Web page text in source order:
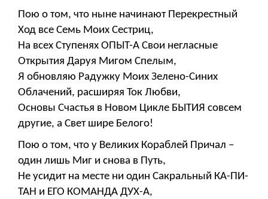
Пою о том, что ныне начинают Перекрестный
Ход все Семь Моих Сестриц,
На всех Ступенях ОПЫТ-А Свои негласные
Открытия Даруя Мигом Спелым,
Я обновляю Радужку Моих Зелено-Синих
Облачений, расширяя Ток Любви,
Основы Счастья в Новом Цикле БЫТИЯ совсем
другие, а Свет шире Белого!
Пою о том, что у Великих Кораблей Причал –
один лишь Миг и снова в Путь,
Не усидит на месте ни один Сакральный КА-ПИ-
ТАН и ЕГО КОМАНДА ДУХ-А,